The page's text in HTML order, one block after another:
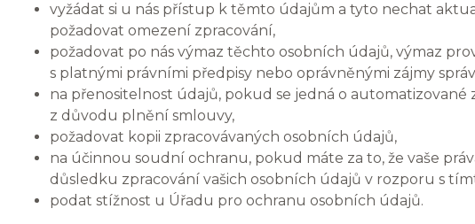
vyžádat si u nás přístup k těmto údajům a tyto nechat
požadovat omezení zpracování,
požadovat po nás výmaz těchto osobních údajů, výmaz
s platnými právními předpisy nebo oprávněnými zájmy
na přenositelnost údajů, pokud se jedná o automatizované
z důvodu plnění smlouvy,
požadovat kopii zpracovávaných osobních údajů,
na účinnou soudní ochranu, pokud máte za to, že vaše
důsledku zpracování vašich osobních údajů v rozporu s
podat stížnost u Úřadu pro ochranu osobních údajů.